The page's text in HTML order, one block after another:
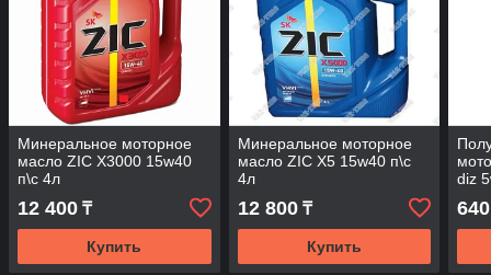
Минеральное моторное
масло ZIC X3000 15w40
п\с 4л
12 400 ₸
Купить
Минеральное моторное
масло ZIC X5 15w40 п\с
4л
12 800₸
Купить
diz